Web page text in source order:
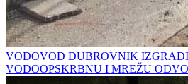
VODOVOD DUBROVNIK
VODOOPSKRBNU I MREŽU